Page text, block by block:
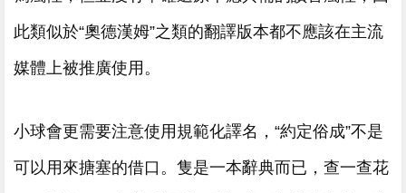
此類似於“奧德漢姆”之類的翻譯版本都不應該在主流
媒體上被推廣使用。
小球會更需要注意使用規範化譯名，“約定俗成”不是
可以用來搪塞的借口。隻是一本辭典而已，查一查花